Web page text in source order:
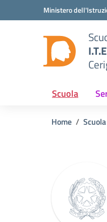
Vai ai contenuti
Vai al menu di navigazione
Ministero
Scuola
Home Scuola